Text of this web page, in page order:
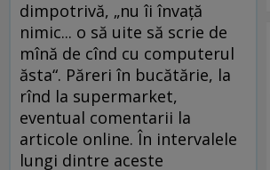
dimpotrivă, „nu îi învaţă
nimic... o să uite să scrie de
mînă de cînd cu computerul
ăsta“. Păreri în bucătărie, la
rînd la supermarket,
eventual comentarii la
articole online. În intervalele
lungi dintre aceste